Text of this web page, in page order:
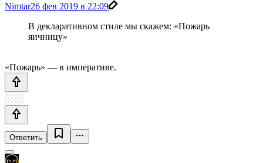
Nimtar26 фев 2019 в 22:09
В декларативном стиле мы скажем: «Пожарь
яичницу»
«Пожарь» — в императиве.
Ответить